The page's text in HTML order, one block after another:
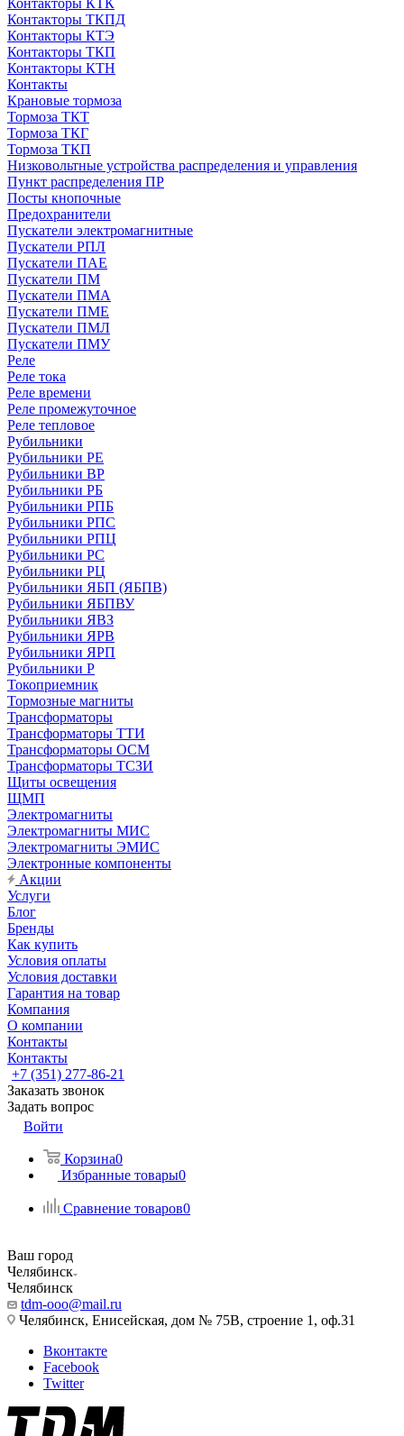
Контакторы КТК
Контакторы ТКПД
Контакторы КТЭ
Контакторы ТКП
Контакторы КТН
Контакты
Крановые тормоза
Тормоза ТКТ
Тормоза ТКГ
Тормоза ТКП
Низковольтные устройства распределения и управления
Пункт распределения ПР
Посты кнопочные
Предохранители
Пускатели электромагнитные
Пускатели РПЛ
Пускатели ПАЕ
Пускатели ПМ
Пускатели ПМА
Пускатели ПМЕ
Пускатели ПМЛ
Пускатели ПМУ
Реле
Реле тока
Реле времени
Реле промежуточное
Реле тепловое
Рубильники
Рубильники РЕ
Рубильники ВР
Рубильники РБ
Рубильники РПБ
Рубильники РПС
Рубильники РПЦ
Рубильники РС
Рубильники РЦ
Рубильники ЯБП (ЯБПВ)
Рубильники ЯБПВУ
Рубильники ЯВЗ
Рубильники ЯРВ
Рубильники ЯРП
Рубильники Р
Токоприемник
Тормозные магниты
Трансформаторы
Трансформаторы ТТИ
Трансформаторы ОСМ
Трансформаторы ТСЗИ
Щиты освещения
ЩМП
Электромагниты
Электромагниты МИС
Электромагниты ЭМИС
Электронные компоненты
Акции
Услуги
Блог
Бренды
Как купить
Условия оплаты
Условия доставки
Гарантия на товар
Компания
О компании
Контакты
Контакты
+7 (351) 277-86-21
Заказать звонок
Задать вопрос
Войти
Корзина0
Избранные товары0
Сравнение товаров0
Ваш город
Челябинск
Челябинск
tdm-ooo@mail.ru
Челябинск, Енисейская, дом № 75В, строение 1, оф.31
Вконтакте
Facebook
Twitter